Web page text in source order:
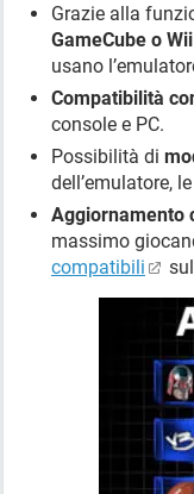
Grazie alla
GameCube o
usano
Compatibilità
console e PC.
Possibilità di
dell’emulatore,
Aggiornamento
massimo
compatibili